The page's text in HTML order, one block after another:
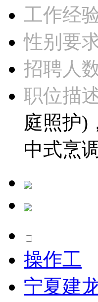
工作经
性别要
招聘人
职位描
庭照护)
中式烹
操作工
宁夏建